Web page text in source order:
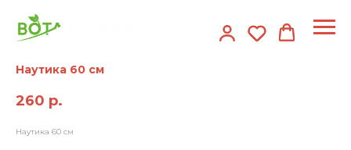
Наутика 60 см
260 р.
Наутика 60 см